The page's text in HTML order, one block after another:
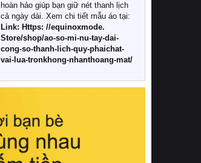
Khác với các dòng sản phẩm thông
thường, những bộ chăn ga gối đệm
cao cấp trải qua quy trình sản xuất
nghiêm ngặt từ khâu chọn lọc nguyên
liệu tự nhiên đến công nghệ dệt
nhuộm hiện đại không chứa hóa chất
này, bạn sẽ cảm nhận rõ rệt sự khác
hồi chuẩn xác của phần đệm nâng đỡ
cột sống.
Bên cạnh đó, việc lựa chọn các dòng
hoàn hảo giúp bạn giữ nét thanh lịch
cả ngày dài. Xem chi tiết mẫu áo tại:
Link: Https: //equinoxmode.
Store/shop/ao-so-mi-nu-tay-dai-
cong-so-thanh-lich-quy-phaichat-
vai-lua-tronkhong-nhanthoang-mat/